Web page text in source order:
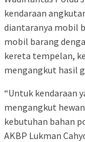
kendaraan
diantaranya mobil
mobil barang
kereta tempelan,
mengangkut hasil
“Untuk kendaraan
mengangkut
kebutuhan bahan
AKBP Lukman